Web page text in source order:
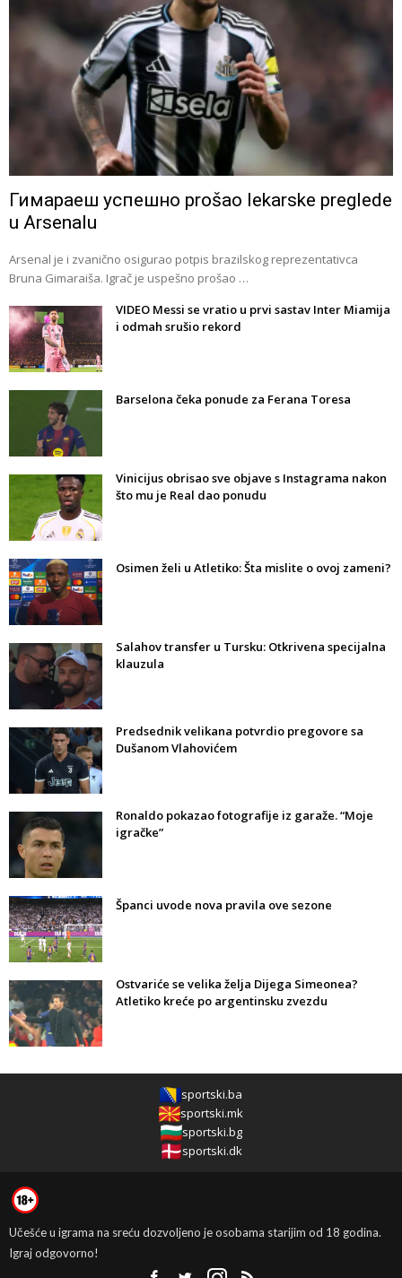
Гимараеш успешно prošao lekarske preglede
u Arsenalu
Arsenal je i zvanično osigurao potpis brazilskog reprezentativca
Bruna Gimaraiša. Igrač je uspešno prošao …
VIDEO Messi se vratio u prvi sastav Inter Miamija
i odmah srušio rekord
Barselona čeka ponude za Ferana Toresa
Vinicijus obrisao sve objave s Instagrama nakon
što mu je Real dao ponudu
Osimen želi u Atletiko: Šta mislite o ovoj zameni?
Salahov transfer u Tursku: Otkrivena specijalna
klauzula
Predsednik velikana potvrdio pregovore sa
Dušanom Vlahovićem
Ronaldo pokazao fotografije iz garaže. “Moje
igračke”
Španci uvode nova pravila ove sezone
Ostvariće se velika želja Dijega Simeonea?
Atletiko kreće po argentinsku zvezdu
sportski.ba
sportski.mk
sportski.bg
sportski.dk
Učešće u igrama na sreću dozvoljeno je osobama starijim od 18 godina.
Igraj odgovorno!